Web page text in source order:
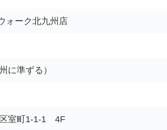
ォーク北九州店
に準ずる）
区室町1-1-1 4F